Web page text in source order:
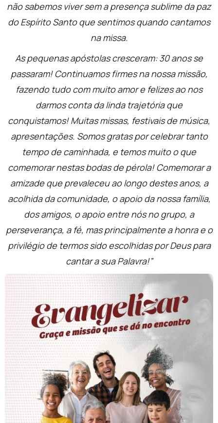
não sabemos viver sem a presença sublime da paz
do Espírito Santo que sentimos quando cantamos
na missa.
As pequenas apóstolas cresceram: 30 anos se
passaram! Continuamos firmes na nossa missão,
fazendo tudo com muito amor e felizes ao nos
darmos conta da linda trajetória que
conquistamos! Muitas missas, festivais de música,
apresentações. Somos gratas por celebrar tanto
tempo de caminhada, e temos muito o que
comemorar nestas bodas de pérola! Comemorar a
amizade que prevaleceu ao longo destes anos, a
acolhida da comunidade, o apoio da nossa família,
dos amigos, o apoio entre nós no grupo, a
perseverança, a fé, mas principalmente a honra e o
privilégio de termos sido escolhidas por Deus para
cantar a sua Palavra!”